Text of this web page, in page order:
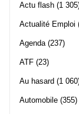
Actu flash (1
Actualité Emploi
Agenda(237)
ATF (23)
Au hasard (1
Automobile (355)